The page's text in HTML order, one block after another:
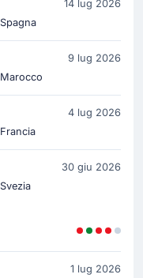
14 lug 2026
Spagna
9 lug 2026
Marocco
4 lug 2026
Francia
30 giu 2026
Svezia
1 lug 2026